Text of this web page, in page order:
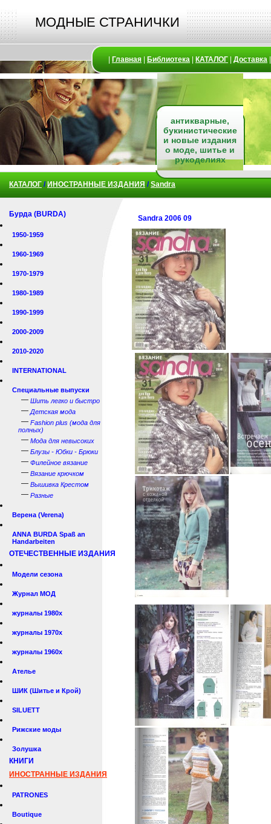
МОДНЫЕ СТРАНИЧКИ
Главная Библиотека КАТАЛОГ Доставка
антикварные,
букинистические
и новые издания
о моде, шитье и
рукоделиях
КАТАЛОГ / ИНОСТРАННЫЕ ИЗДАНИЯ /Sandra
Бурда (BURDA)
1950-1959
1960-1969
1970-1979
1980-1989
1990-1999
2000-2009
2010-2020
INTERNATIONAL
Специальные выпуски
— Шить легко и быстро
— Детская мода
— Fashion plus (мода для
полных)
— Мода для невысоких
— Блузы - Юбки - Брюки
— Филейное вязание
— Вязание крючком
— Вышивка Крестом
— Разные
Верена (Verena)
ANNA BURDA Spaß an
Handarbeiten
ОТЕЧЕСТВЕННЫЕ ИЗДАНИЯ
Модели сезона
Журнал МОД
журналы 1980х
журналы 1970х
журналы 1960х
Ателье
ШИК (Шитье и Крой)
SILUETT
Рижские моды
Золушка
КНИГИ
ИНОСТРАННЫЕ ИЗДАНИЯ
PATRONES
Boutique
Sandra 2006 09